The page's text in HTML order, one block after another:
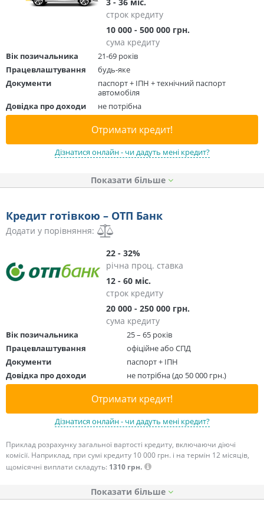
строк кредиту
10 000 - 500 000 грн.
сума кредиту
Вік позичальника
21-69 років
Працевлаштування
будь-яке
Документи
паспорт + ІПН + технічний паспорт
автомобіля
Довідка про доходи
не потрібна
Отримати кредит!
Дізнатися онлайн - чи дадуть мені кредит?
Показати
Кредит готівкою – ОТП Банк
Додати у порівняння:
22 - 32%
річна проц. ставка
12 - 60 міс.
строк кредиту
20 000 - 250 000 грн.
сума кредиту
Вік позичальника
25 – 65 років
Працевлаштування
офіційне або СПД
Документи
паспорт + ІПН
Довідка про доходи
не потрібна (до 50 000 грн.)
Отримати кредит!
Дізнатися онлайн - чи дадуть мені кредит?
Приклад розрахунку загальної вартості кредиту, включаючи діючі
комісії. Наприклад, при сумі кредиту 10 000 грн. і на термін 12 місяців,
щомісячні виплати складуть: 1310 грн.
Показати